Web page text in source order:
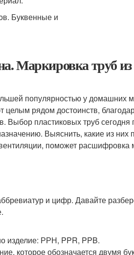
Маркировка труб из
популярностью у домашних
рядом достоинств,
Выбор пластиковых труб сегодня
Выяснить, какие из них
поможет расшифровка
и цифр. Давайте
изделие: РРН, PPR, PPB.
которое обозначается двумя